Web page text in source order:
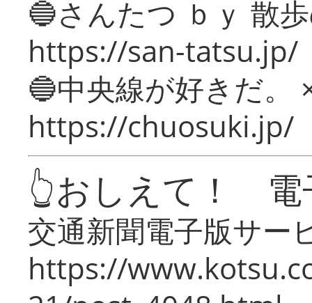
🔵さんたつ ｂｙ 散
https://san-tatsu.jp/
🔵中央線が好きだ。
https://chuosuki.jp/
👆おしえて！ 電
交通新聞電子版サー
https://